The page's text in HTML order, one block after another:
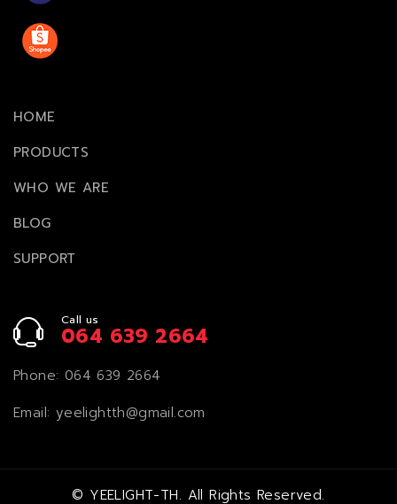
HOME
PRODUCTS
WHO WE ARE
BLOG
SUPPORT
Call us
064 639 2664
Phone: 064 639 2664
Email: yeelightth@gmail.com
© YEELIGHT-TH. All Rights Reserved.